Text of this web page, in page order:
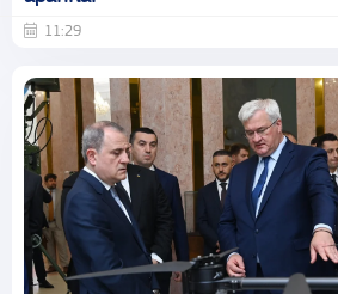
11:29